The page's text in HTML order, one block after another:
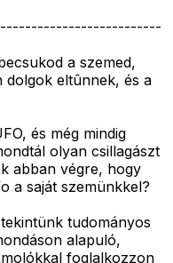
a szemed,
dolgok eltûnnek, és a
és még mindig
olyan csillagászt
abban végre, hogy
a saját szemünkkel?
tudományos
alapuló,
foglalkozzon